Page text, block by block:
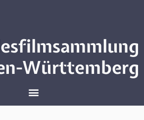
Württemberg